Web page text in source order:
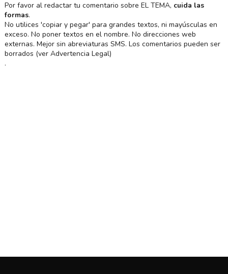
Por favor al redactar tu comentario sobre EL TEMA, cuida las
formas.
No utilices 'copiar y pegar' para grandes textos, ni mayúsculas en
exceso. No poner textos en el nombre. No direcciones web
externas. Mejor sin abreviaturas SMS. Los comentarios pueden ser
borrados (ver Advertencia Legal)
.